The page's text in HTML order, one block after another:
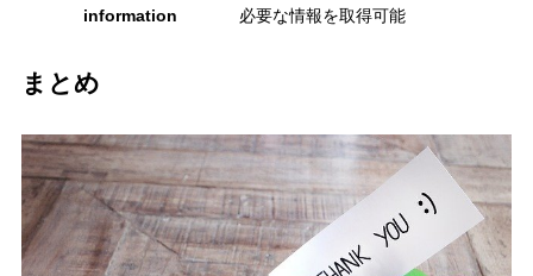
information
必要な情報を取得可能
まとめ